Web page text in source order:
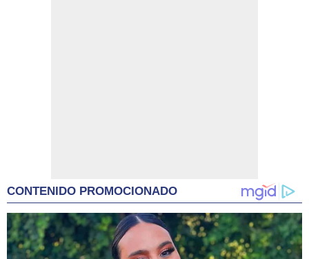
CONTENIDO PROMOCIONADO